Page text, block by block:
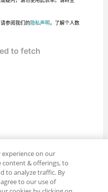
参阅我们的隐私声明，了解个人数
experience on our
content & offerings, to
to analyze traffic. By
to our use of